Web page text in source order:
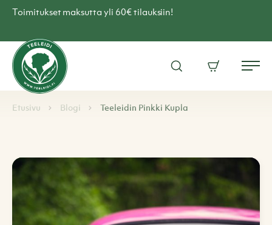
Skip
Toimitukset maksutta yli 60€ tilauksiin!
Teen
verkkokauppa
–
Teeleidi
Avaa
Ostoskori
Navigoi
Browse:
Etusivu
Blogi Teeleidin Pinkki Kupla